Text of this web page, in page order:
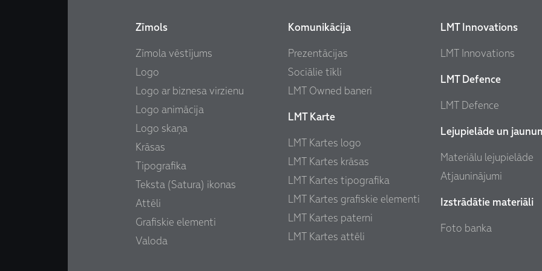
Zīmols
Zīmola vēstījums
Logo
Logo ar biznesa virzienu
Logo animācija
Logo skaņa
Krāsas
Tipografika
Teksta (Satura) ikonas
Attēli
Grafiskie elementi
Valoda
Komunikācija
Prezentācijas
Sociālie tīkli
LMT Owned baneri
LMT Karte
LMT Kartes logo
LMT Kartes krāsas
LMT Kartes tipografika
LMT Kartes grafiskie elementi
LMT Kartes paterni
LMT Kartes attēli
LMT Innovations
LMT Innovations
LMT Defence
LMT Defence
Lejupielāde un
Materiālu lejupielāde
Atjauninājumi
Izstrādātie materiāli
Foto banka